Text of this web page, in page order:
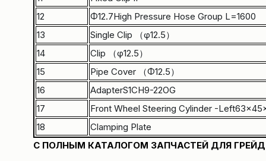
12
Φ12.7High Pressure Hose Group L=1600
13
Single Clip （φ12.5）
14
Clip （φ12.5）
15
Pipe Cover （Φ12.5）
16
AdapterS1CH9-22OG
17
Front Wheel Steering Cylinder -
18
Clamping Plate
C ПОЛНЫМ КАТАЛОГОМ ЗАПЧАСТЕЙ ДЛЯ